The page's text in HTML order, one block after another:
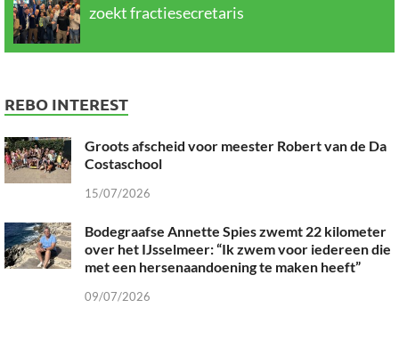
zoekt fractiesecretaris
REBO INTEREST
Groots afscheid voor meester Robert van de Da
Costaschool
15/07/2026
Bodegraafse Annette Spies zwemt 22 kilometer
over het IJsselmeer: “Ik zwem voor iedereen die
met een hersenaandoening te maken heeft”
09/07/2026